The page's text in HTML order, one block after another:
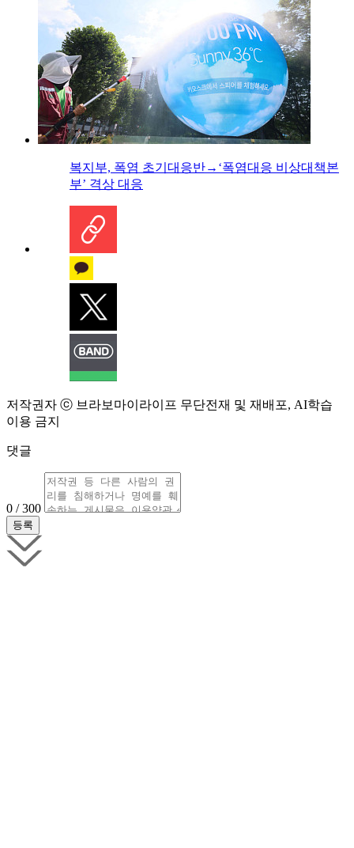
복지부, 폭염 초기대응반→‘폭염대응 비상대책본
부’ 격상 대응
저작권자 ⓒ 브라보마이라이프 무단전재 및 재배포, AI학습
이용 금지
댓글
0 / 300